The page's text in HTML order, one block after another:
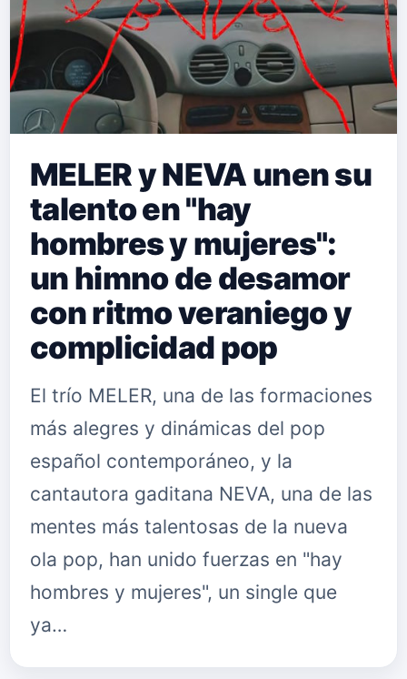
MELER y NEVA unen su
talento en "hay
hombres y mujeres":
un himno de desamor
con ritmo veraniego y
complicidad pop
El trío MELER, una de las formaciones
más alegres y dinámicas del pop
español contemporáneo, y la
cantautora gaditana NEVA, una de las
mentes más talentosas de la nueva
ola pop, han unido fuerzas en "hay
hombres y mujeres", un single que
ya…